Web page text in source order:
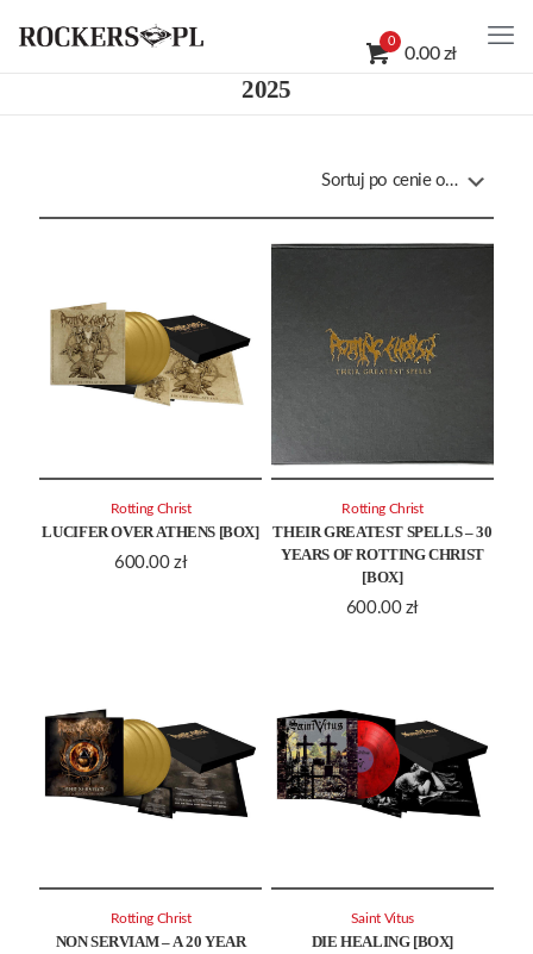
0
0.00 zł
2025
LUCIFER OVER ATHENS [BOX]
600.00 zł
Rotting Christ
THEIR GREATEST SPELLS – 30
YEARS OF ROTTING CHRIST
[BOX]
600.00 zł
Rotting Christ
NON SERVIAM – A 20 YEAR
Rotting Christ
DIE HEALING [BOX]
Saint Vitus